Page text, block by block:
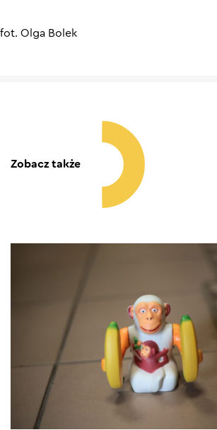
fot. Olga Bolek
Zobacz także